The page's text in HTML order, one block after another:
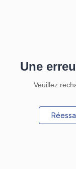
Une
Veuillez